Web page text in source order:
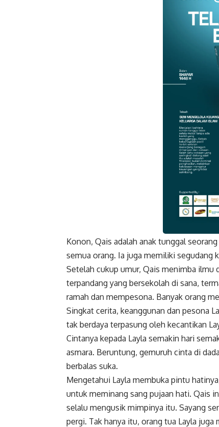
Gmail
Konon, Qais adalah anak tunggal
semua orang. Ia juga memiliki segudang
Setelah cukup umur, Qais menimba ilmu
terpandang yang bersekolah di sana,
ramah dan mempesona. Banyak orang
Singkat cerita, keanggunan dan pesona
tak berdaya terpasung oleh kecantikan
Cintanya kepada Layla semakin hari
asmara. Beruntung, gemuruh cinta di
berbalas suka.
Mengetahui Layla membuka pintu
untuk meminang sang pujaan hati. Qais
selalu mengusik mimpinya itu. Sayang
pergi. Tak hanya itu, orang tua Layla